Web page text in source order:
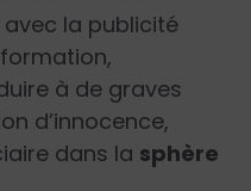
avec la publicité
à de graves
d’innocence,
dans la sphère